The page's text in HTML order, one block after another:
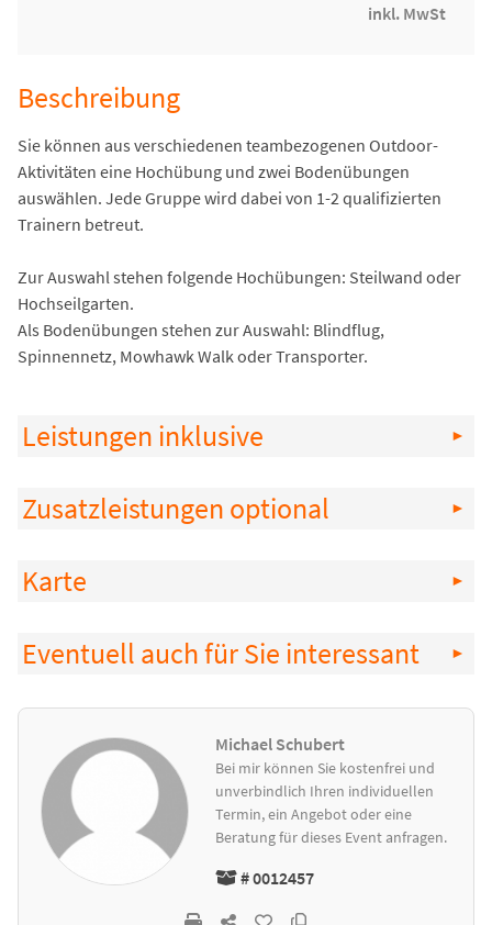
inkl. MwSt
Beschreibung
Sie können aus verschiedenen teambezogenen Outdoor-
Aktivitäten eine Hochübung und zwei Bodenübungen
auswählen. Jede Gruppe wird dabei von 1-2 qualifizierten
Trainern betreut.
Zur Auswahl stehen folgende Hochübungen: Steilwand oder
Hochseilgarten.
Als Bodenübungen stehen zur Auswahl: Blindflug,
Spinnennetz, Mowhawk Walk oder Transporter.
Leistungen inklusive
Zusatzleistungen optional
Karte
Eventuell auch für Sie interessant
Michael Schubert
Bei mir können Sie kostenfrei und
unverbindlich Ihren individuellen
Termin, ein Angebot oder eine
Beratung für dieses Event anfragen.
# 0012457